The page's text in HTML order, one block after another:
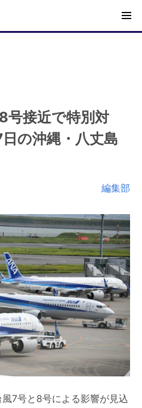
号接近で特別対
の沖縄・八丈島
編集部
7号と8号による影響が見込